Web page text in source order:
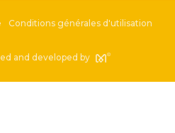
Conditions générales d'utilisation
and developed by